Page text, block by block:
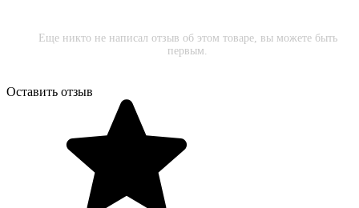
Еще никто не написал отзыв об этом товаре, вы можете быть
первым.
Оставить отзыв